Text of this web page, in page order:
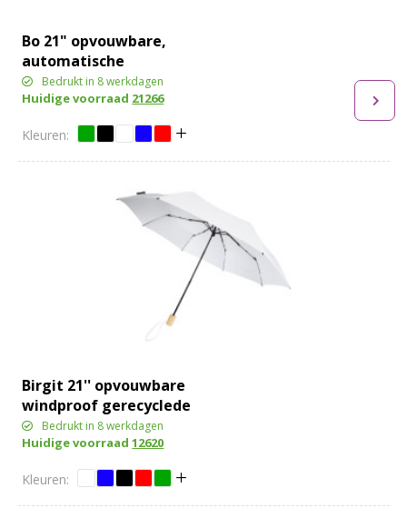
Bo 21" opvouwbare,
automatische
gerecyclede PET paraplu
Bedrukt in 8 werkdagen
Huidige voorraad 21266
Birgit 21'' opvouwbare
windproof gerecyclede
PET-paraplu
Bedrukt in 8 werkdagen
Huidige voorraad12620